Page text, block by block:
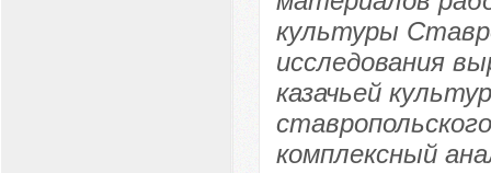
культуры
исследования
казачьей
комплексный